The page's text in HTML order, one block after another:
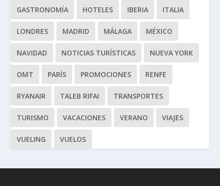
GASTRONOMÍA HOTELES IBERIA ITALIA
LONDRES MADRID MÁLAGA MÉXICO
NAVIDAD NOTICIAS TURÍSTICAS NUEVA YORK
OMT PARÍS PROMOCIONES RENFE
RYANAIR TALEB RIFAI TRANSPORTES
TURISMO VACACIONES VERANO VIAJES
VUELING VUELOS